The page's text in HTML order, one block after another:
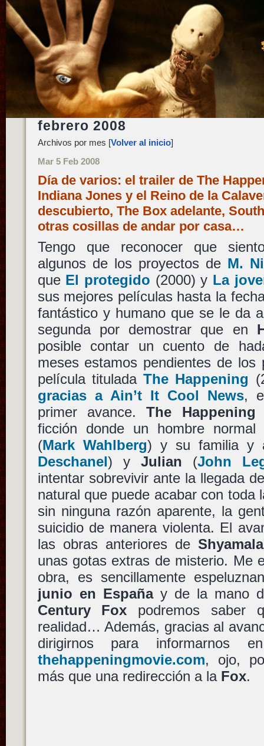
febrero 2008
Archivos por mes [Volver al inicio]
Mar 5 Feb 2008
Día de varios: el trailer de The
Indiana Jones y el Reino de la
descubierto, The Box adelante,
otras cosillas de andar por casa…
Tengo que reconocer que
algunos de los proyectos de M.
que El protegido (2000) y La
sus mejores películas hasta la
fantástico y humano que se le da
segunda por demostrar que en
posible contar un cuento de
meses estamos pendientes de los
película tituladaThe Happening
gracias a Ain’t It Cool News,
primer avance.The Happening
ficción donde un hombre
(Mark Wahlberg) y su familia y
Deschanel) y Julian (John
intentar sobrevivir ante la llegada
natural que puede acabar con toda
sin ninguna razón aparente, la
suicidio de manera violenta. El
las obras anteriores de
unas gotas extras de misterio. Me
obra, es sencillamente
junio en Españay de la mano
Century Fox podremos saber
realidad… Además, gracias al
dirigirnos para
thehappeningmovie.com, ojo,
más que una redirección a la Fox.